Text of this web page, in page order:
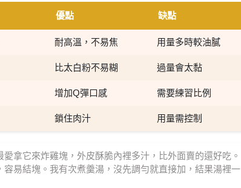
優點 缺點
耐高溫，不易焦 用量多時較油膩
比太白粉不易糊 過量會太黏
增加Q彈口感 需要練習比例
鎖住肉汁 用量需控制
拿它來炸雞塊，外皮酥脆內裡多汁，比外面賣的還好吃。
易結塊。我有次煮羹湯，沒先調勻就直接加，結果湯裡一